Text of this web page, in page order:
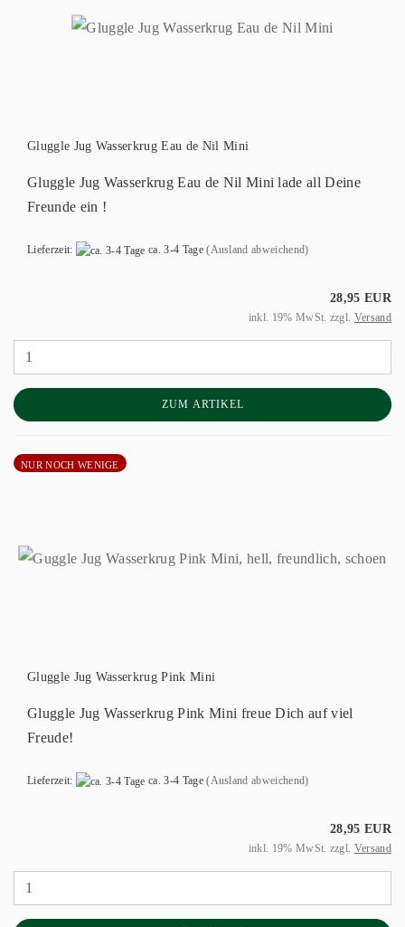
Gluggle Jug Wasserkrug Eau de Nil Mini
Gluggle Jug Wasserkrug Eau de Nil Mini lade all Deine
Freunde ein !
Lieferzeit: ca. 3-4 Tage (Ausland abweichend)
28,95 EUR
inkl. 19% MwSt. zzgl. Versand
ZUM ARTIKEL
NUR NOCH WENIGE
Gluggle Jug Wasserkrug Pink Mini
Gluggle Jug Wasserkrug Pink Mini freue Dich auf viel
Freude!
Lieferzeit: ca. 3-4 Tage (Ausland abweichend)
28,95 EUR
inkl. 19% MwSt. zzgl. Versand